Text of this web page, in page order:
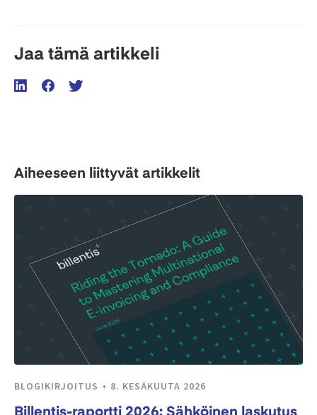
Jaa tämä artikkeli
Aiheeseen liittyvät artikkelit
BLOGIKIRJOITUS 8. KESÄKUUTA 2026